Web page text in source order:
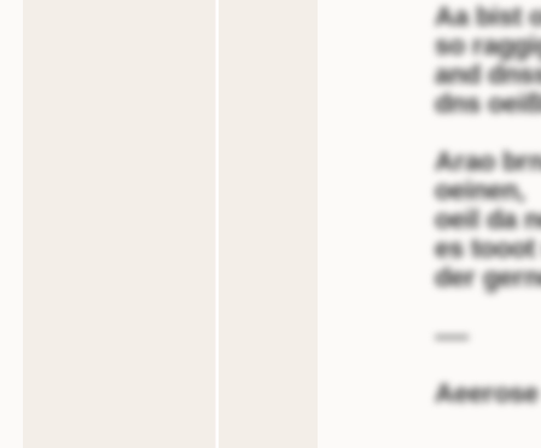
Aa bist
so
and
dns
Arao
oeinen,
oeil da
es
der
----
Aeerose